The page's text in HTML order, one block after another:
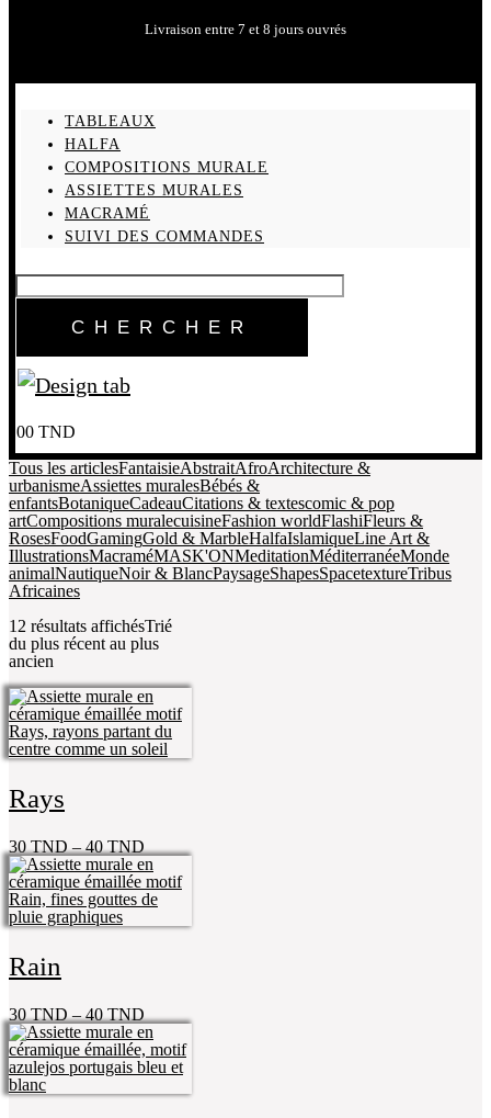
Livraison entre 7 et 8 jours ouvrés
TABLEAUX
HALFA
COMPOSITIONS MURALE
ASSIETTES MURALES
MACRAMÉ
SUIVI DES COMMANDES
00 TND
Tous les articlesFantaisieAbstraitAfroArchitecture &
urbanismeAssiettes muralesBébés &
enfantsBotaniqueCadeauCitations & textescomic & pop
artCompositions muralecuisineFashion worldFlashiFleurs &
RosesFoodGamingGold & MarbleHalfaIslamiqueLine Art &
IllustrationsMacraméMASK'ONMeditationMéditerranéeMonde
animalNautiqueNoir & BlancPaysageShapesSpacetextureTribus
Africaines
12 résultats affichésTrié
du plus récent au plus
ancien
Rays
30TND–40TND
Rain
30TND–40TND